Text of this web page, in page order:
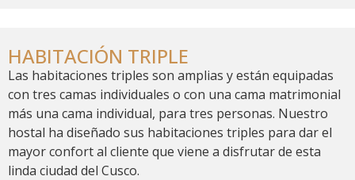
HABITACIÓN TRIPLE
Las habitaciones triples son amplias y están equipadas
con tres camas individuales o con una cama matrimonial
más una cama individual, para tres personas. Nuestro
hostal ha diseñado sus habitaciones triples para dar el
mayor confort al cliente que viene a disfrutar de esta
linda ciudad del Cusco.